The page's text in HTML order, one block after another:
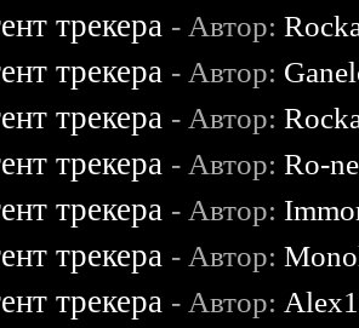
трекера - Автор:
трекера - Автор:
трекера - Автор:
трекера - Автор:Ro-
трекера - Автор:
трекера - Автор:
трекера - Автор: